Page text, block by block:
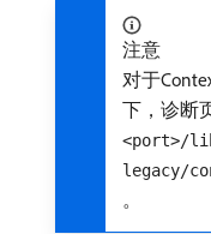
注意
对于
下，诊断
<port>/
legacy/
。